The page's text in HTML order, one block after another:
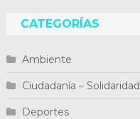
CATEGORÍAS
Ambiente
Ciudadanía – Solidaridad
Deportes